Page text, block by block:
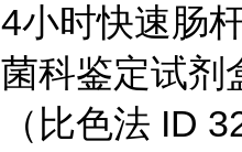
4小时快速肠
菌科鉴定试剂
（比色法 ID